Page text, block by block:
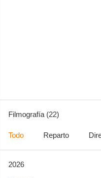
El perro que no calla
Filmografía (22)
Todo Reparto
2026